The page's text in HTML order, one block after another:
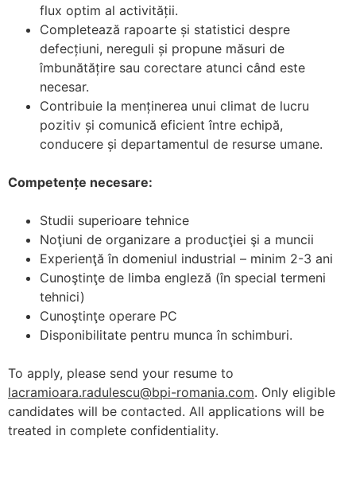
flux optim al activității.
Completează rapoarte și statistici despre
defecțiuni, nereguli și propune măsuri de
îmbunătățire sau corectare atunci când este
necesar.
Contribuie la menținerea unui climat de lucru
pozitiv și comunică eficient între echipă,
conducere și departamentul de resurse umane.
Competențe necesare:
Studii superioare tehnice
Noţiuni de organizare a producţiei şi a muncii
Experienţă în domeniul industrial – minim 2-3 ani
Cunoştinţe de limba engleză (în special termeni
tehnici)
Cunoştinţe operare PC
Disponibilitate pentru munca în schimburi.
To apply, please send your resume to
lacramioara.radulescu@bpi-romania.com. Only eligible
candidates will be contacted. All applications will be
treated in complete confidentiality.